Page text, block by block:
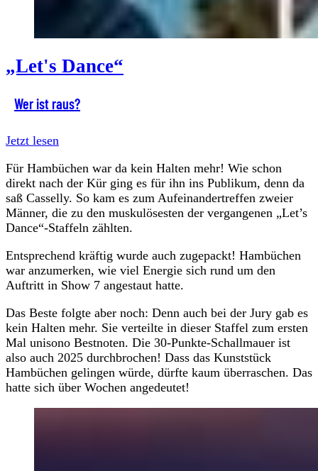
„Let's Dance“
Wer ist raus?
Jetzt lesen
Für Hambüchen war da kein Halten mehr! Wie schon
direkt nach der Kür ging es für ihn ins Publikum, denn da
saß Casselly. So kam es zum Aufeinandertreffen zweier
Männer, die zu den muskulösesten der vergangenen „Let’s
Dance“-Staffeln zählten.
Entsprechend kräftig wurde auch zugepackt! Hambüchen
war anzumerken, wie viel Energie sich rund um den
Auftritt in Show 7 angestaut hatte.
Das Beste folgte aber noch: Denn auch bei der Jury gab es
kein Halten mehr. Sie verteilte in dieser Staffel zum ersten
Mal unisono Bestnoten. Die 30-Punkte-Schallmauer ist
also auch 2025 durchbrochen! Dass das Kunststück
Hambüchen gelingen würde, dürfte kaum überraschen. Das
hatte sich über Wochen angedeutet!